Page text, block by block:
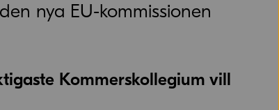
nya EU-kommissionen
Kommerskollegium vill